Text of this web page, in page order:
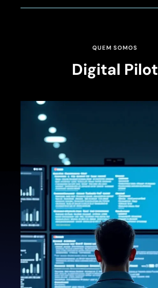
QUEM SOMOS
Digital Pilot